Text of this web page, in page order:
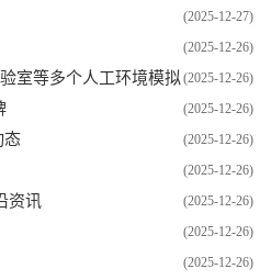
(2025-12-27)
(2025-12-26)
(2025-12-26)
室等多个人工环境模拟
(2025-12-26)
(2025-12-26)
态
(2025-12-26)
(2025-12-26)
资讯
(2025-12-26)
(2025-12-26)